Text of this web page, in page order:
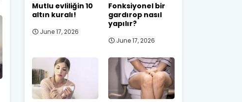
Mutlu evliliğin 10
altın kuralı!
June 17, 2026
Fonksiyonel bir
gardırop nasıl
yapılır?
June 17, 2026